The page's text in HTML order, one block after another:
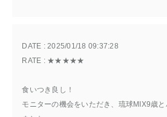
食いつき良し！
DATE : 2025/01/18 09:37:28
RATE : ★★★★★
モニターの機会をいただき、琉球MIX9歳